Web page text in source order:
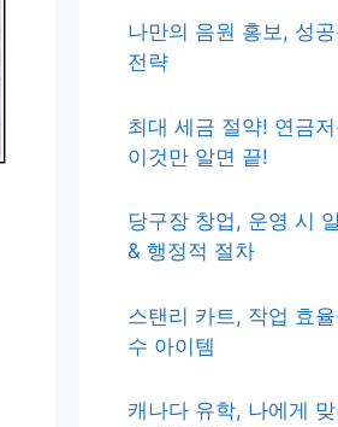
나만의 음원 홍보, 성
전략
최대 세금 절약! 연금
이것만 알면 끝!
당구장 창업, 운영 시
& 행정적 절차
스탠리 카트, 작업 효
수 아이템
캐나다 유학, 나에게